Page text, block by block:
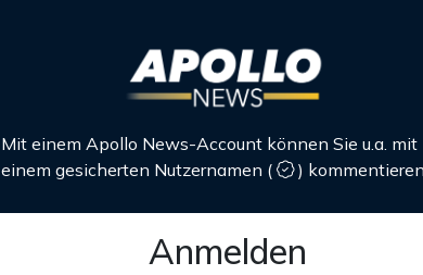
Mit einem Apollo News-Account können Sie u.a. mit
einem gesicherten Nutzernamen ( )
Anmelden